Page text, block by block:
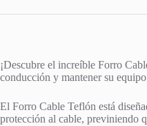
¡Descubre el increíble Forro
conducción y mantener su
El Forro Cable Teflón está
protección al cable, previniendo